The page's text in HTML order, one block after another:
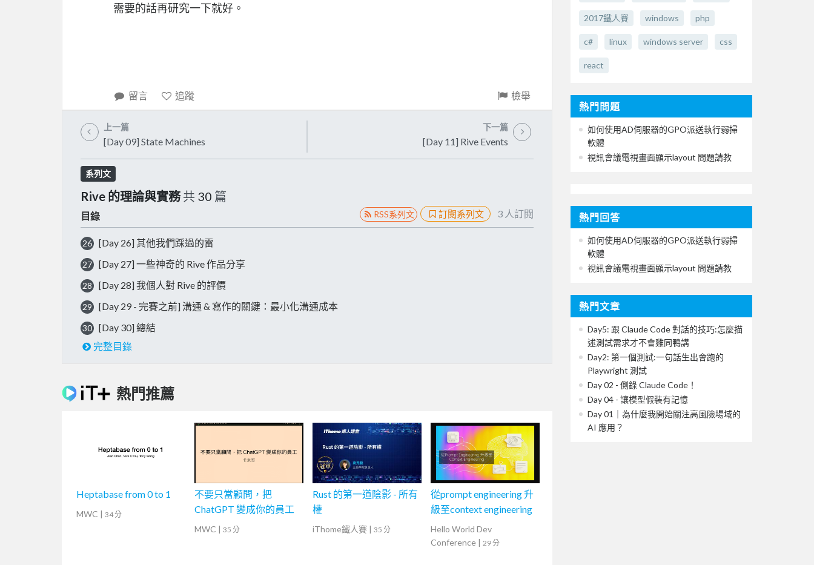
需要的話再研究一下就好。
留言 追蹤 檢舉
上一篇
[Day 09] State Machines
下一篇
[Day 11] Rive Events
系列文
Rive 的理論與實務共 30 篇
目錄 RSS系列文 訂閱系列文 3 人訂閱
26 [Day 26] 其他我們踩過的雷
27 [Day 27] 一些神奇的 Rive 作品分享
28 [Day 28] 我個人對 Rive 的評價
29 [Day 29 - 完賽之前] 溝通 & 寫作的關鍵：最小化溝通成本
30
[Day 30] 總結
完整目錄
熱門推薦
Heptabase from 0 to 1
MWC | 34 分
不要只當顧問，把
ChatGPT 變成你的員工
MWC | 35 分
Rust 的第一道陰影 - 所有
權
iThome鐵人賽 | 35 分
從prompt engineering 升
級至context engineering
Hello World Dev
Conference | 29 分
2017鐵人賽 windows php
c# linux windows server css
react
熱門問題
如何使用AD伺服器的GPO派送執行弱掃
軟體
視訊會議電視畫面顯示layout 問題請教
熱門回答
如何使用AD伺服器的GPO派送執行弱掃
軟體
視訊會議電視畫面顯示layout 問題請教
熱門文章
Day5: 跟 Claude Code 對話的技巧:怎麼描
述測試需求才不會雞同鴨講
Day2: 第一個測試:一句話生出會跑的
Playwright 測試
Day 02 - 側錄 Claude Code！
Day 04 - 讓模型假裝有記憶
Day 01｜為什麼我開始關注高風險場域的
AI 應用？